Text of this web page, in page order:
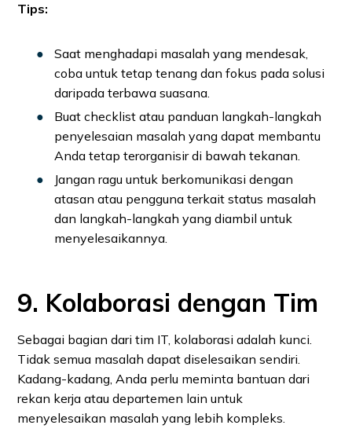
Tips:
Saat menghadapi masalah yang mendesak,
coba untuk tetap tenang dan fokus pada solusi
daripada terbawa suasana.
Buat checklist atau panduan langkah-langkah
penyelesaian masalah yang dapat membantu
Anda tetap terorganisir di bawah tekanan.
Jangan ragu untuk berkomunikasi dengan
atasan atau pengguna terkait status masalah
dan langkah-langkah yang diambil untuk
menyelesaikannya.
9. Kolaborasi dengan Tim
Sebagai bagian dari tim IT, kolaborasi adalah kunci.
Tidak semua masalah dapat diselesaikan sendiri.
Kadang-kadang, Anda perlu meminta bantuan dari
rekan kerja atau departemen lain untuk
menyelesaikan masalah yang lebih kompleks.